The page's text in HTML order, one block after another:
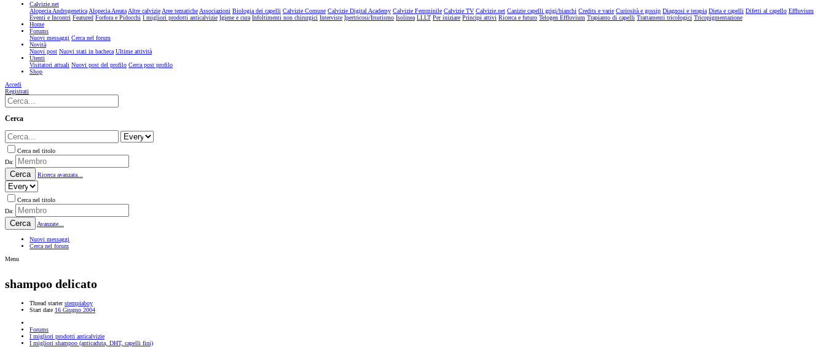
Calvizie.net
Alopecia AndrogeneticaAlopecia AreataAltre calvizieAree tematicheAssociazioni Biologia dei capelli Calvizie Comune Calvizie Digital Academy Calvizie Femminile Calvizie TV Calvizie.net Canizie capelli grigi/bianchi Credits e varie Curiosità e gossip Diagnosi e terapia Dieta e capelli Difetti al capello Effluvium
Eventi e Incontri Featured Forfora e Pidocchi I migliori prodotti anticalvizie Igiene e cura Infoltimenti non chirurgici Interviste Ipertricosi/Irsutismo Isolinea LLLT Per iniziare Principi attivi Ricerca e futuro Telogen Effluvium Trapianto di capelli Trattamenti tricologici Tricopigmentazione
Home
Forums
Nuovi messaggi Cerca nel forum
Novità
Nuovi post Nuovi stati in bacheca Ultime attività
Utenti
Visitatori attuali Nuovi post del profilo Cerca post profilo
Shop
Accedi
Registrati
Cerca
Cerca nel titolo
Da:
Cerca Ricerca avanzata...
Cerca nel titolo
Da:
Cerca Avanzate...
Nuovi messaggi
Cerca nel forum
Menu
shampoo delicato
Thread starter stempiaboy
Start date 16 Giugno 2004
Forums
I migliori prodotti anticalvizie
I migliori shampoo (anticaduta, DHT, capelli fini)